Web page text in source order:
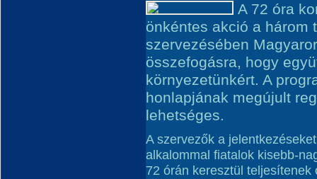
A 72 óra
önkéntes akció a három
szervezésében
összefogásra, hogy
környezetünkért. A
honlapjának megújult
lehetséges.
A szervezők a
alkalommal fiatalok kisebb-
72 órán keresztül